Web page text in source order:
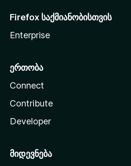
Firefox საქმიანობისთვის
Enterprise
ერთობა
Connect
Contribute
Developer
მიდევნება